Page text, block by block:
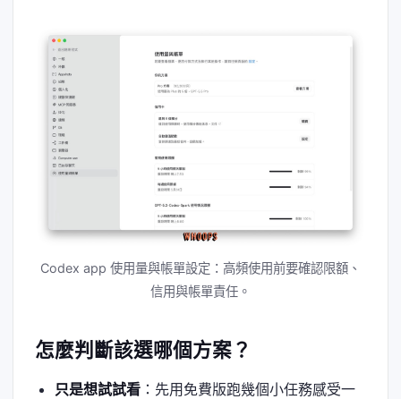
Codex app 使用量與帳單設定：高頻使用前要確認限額、
信用與帳單責任。
怎麼判斷該選哪個方案？
只是想試試看：先用免費版跑幾個小任務感受一